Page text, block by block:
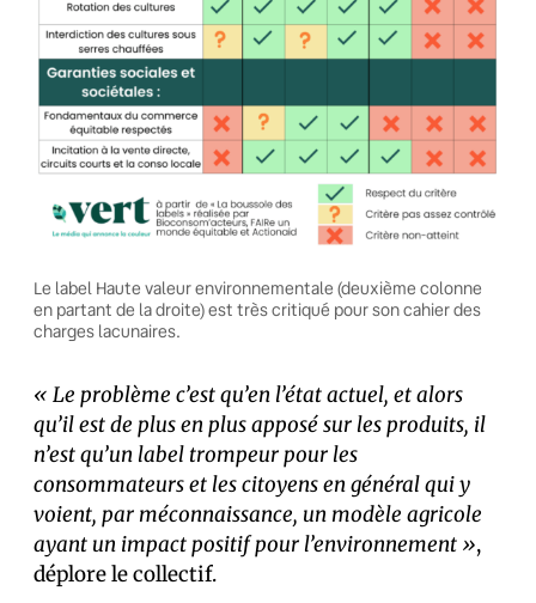
Le label Haute valeur environnementale (deuxième colonne
en partant de la droite) est très critiqué pour son cahier des
charges lacunaires.
« Le problème c’est qu’en l’état actuel, et alors
qu’il est de plus en plus apposé sur les produits, il
n’est qu’un label trompeur pour les
consommateurs et les citoyens en général qui y
voient, par méconnaissance, un modèle agricole
ayant un impact positif pour l’environnement »,
déplore le collectif.